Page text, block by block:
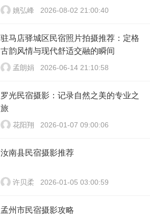
姚弘峰 2026-08-02 21:00:40
驻马店驿城区民宿照片拍摄推荐：定格
古韵风情与现代舒适交融的瞬间
孟朗娟 2026-06-14 21:10:58
罗光民宿摄影：记录自然之美的专业之
旅
花阳翔 2026-01-07 09:00:06
汝南县民宿摄影推荐
许贝柔 2026-01-05 03:00:59
孟州市民宿摄影攻略